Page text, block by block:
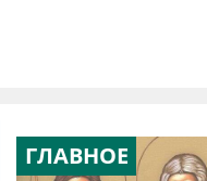
ГЛАВНОЕ